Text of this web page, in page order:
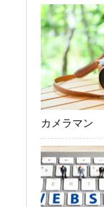
カメラマン